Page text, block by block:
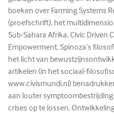
boeken over Farming Systems
(proefschrift), het
Sub-Sahara Afrika, Civic Driven
Empowerment, Spinoza’s
het licht van
artikelen (in het sociaal-
www.civismundi.nl)
aan louter
crises op te lossen.